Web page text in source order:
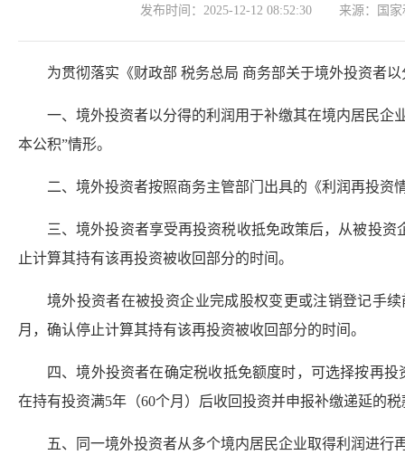
发布时间： 2025-12-12 08:52:30 来源： 国
为贯彻落实《财政部 税务总局 商务部关于境外投资者
一、境外投资者以分得的利润用于补缴其在境内居民企
本公积”情形。
二、境外投资者按照商务主管部门出具的《利润再投
三、境外投资者享受再投资税收抵免政策后，从被投
止计算其持有该再投资被收回部分的时间。
境外投资者在被投资企业完成股权变更或注销登记手
月，确认停止计算其持有该再投资被收回部分的时间。
四、境外投资者在确定税收抵免额度时，可选择按再
在持有投资满5年（60个月）后收回投资并申报补缴递延的
五、同一境外投资者从多个境内居民企业取得利润进